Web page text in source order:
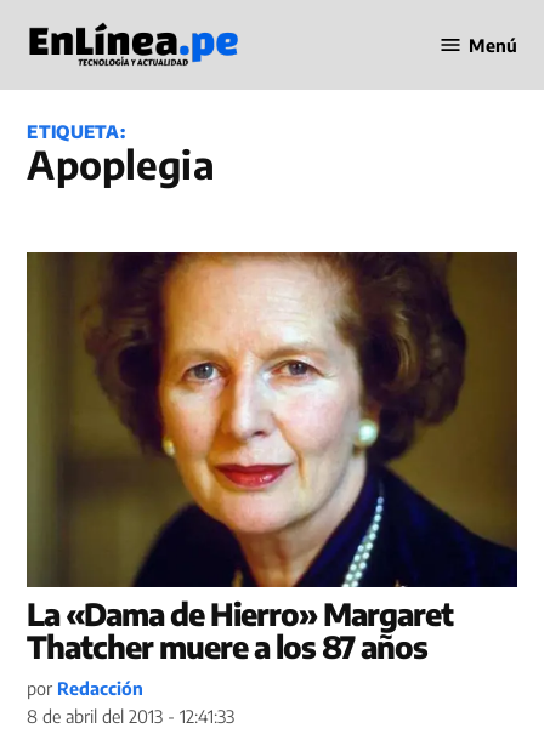
contenido
en Línea
Menú
ETIQUETA:
Apoplegia
La «Dama de Hierro» Margaret
Thatcher muere a los 87 años
por Redacción
8 de abril del 2013 - 12:41:33